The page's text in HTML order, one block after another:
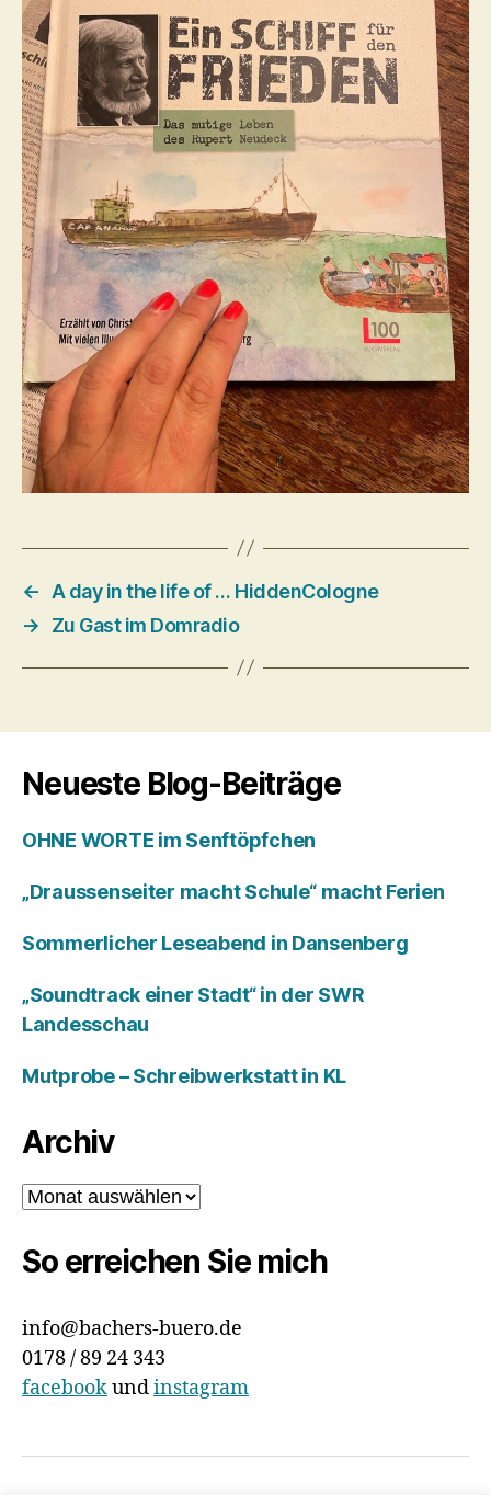
←
A day in the life of … HiddenCologne
→
Zu Gast im Domradio
Neueste Blog-Beiträge
OHNE WORTE im Senftöpfchen
„Draussenseiter macht Schule“ macht Ferien
Sommerlicher Leseabend in Dansenberg
„Soundtrack einer Stadt“ in der SWR
Landesschau
Mutprobe – Schreibwerkstatt in KL
Archiv
Archiv
So erreichen Sie mich
info@bachers-buero.de
0178 / 89 24 343
facebookundinstagram